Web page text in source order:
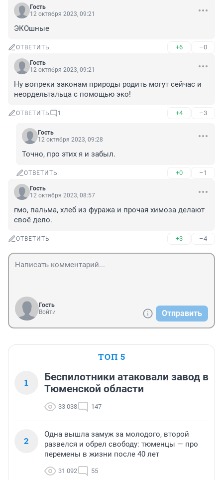
Гость
12 октября 2023, 09:21
ЭКОшные
ОТВЕТИТЬ +6 –0
Гость
12 октября 2023, 09:21
Ну вопреки законам природы родить могут сейчас и
неордельтальца с помощью эко!
ОТВЕТИТЬ 1 +4 –3
Гость
12 октября 2023, 09:28
Точно, про этих я и забыл.
ОТВЕТИТЬ +0 –1
Гость
12 октября 2023, 08:57
гмо, пальма, хлеб из фуража и прочая химоза делают
своё дело.
ОТВЕТИТЬ +3 –4
Гость
Войти
Отправить
ТОП 5
1
Беспилотники атаковали завод в
Тюменской области
33 038 147
2
Одна вышла замуж за молодого, второй
развелся и обрел свободу: тюменцы — про
перемены в жизни после 40 лет
31 092 55